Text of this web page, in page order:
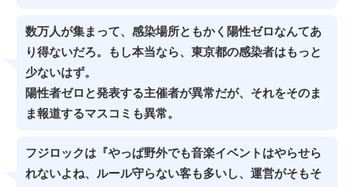
数万人が集まって、感染場所ともかく陽性ゼロなんてあ
り得ないだろ。もし本当なら、東京都の感染者はもっと
少ないはず。
陽性者ゼロと発表する主催者が異常だが、それをそのま
ま報道するマスコミも異常。
フジロックは『やっぱ野外でも音楽イベントはやらせら
れないよね、ルール守らない客も多いし、運営がそもそ